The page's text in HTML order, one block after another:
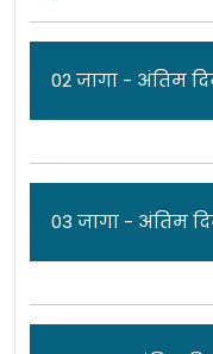
02 जागा - अंतिम
[Defence Institute
] पुणे येथे
03 जागा - अंतिम